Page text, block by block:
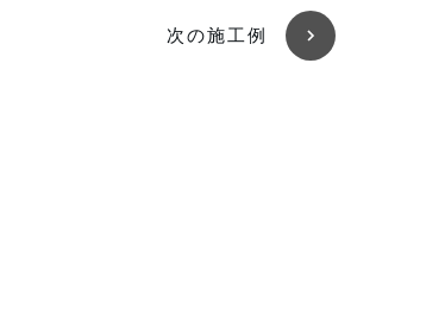
次の施工例